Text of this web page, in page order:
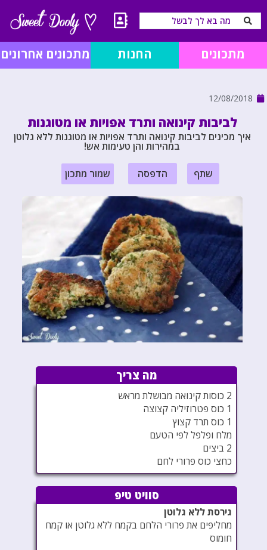
מתכונים החנות מתכונים אחרונים
12/08/2018
לביבות קינואה ותרד אפויות או מטוגנות
איך מכינים לביבות קינואה ותרד אפויות או מטוגנות ללא גלוטן
במהירות והן טעימות אש!
שתף הדפסה שמור מתכון
מה צריך
2 כוסות קינואה מבושלת מראש
1 כוס פטרוזיליה קצוצה
1 כוס תרד קצוץ
מלח ופלפל לפי הטעם
2 ביצים
כחצי כוס פרורי לחם
סוויט טיפ
גירסת ללא גלוטן
מחליפים את פרורי הלחם בקמח ללא גלוטן או קמח
חומוס